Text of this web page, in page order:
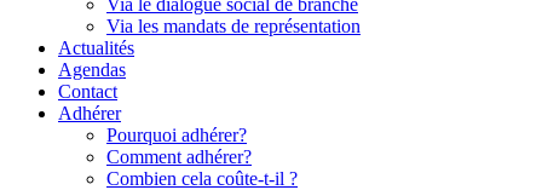
Via le dialogue social de branche
Via les mandats de représentation
Actualités
Agendas
Contact
Adhérer
Pourquoi adhérer?
Comment adhérer?
Combien cela coûte-t-il ?